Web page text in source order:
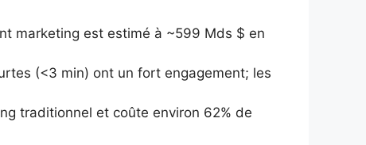
marketing est estimé à ~599 Mds $ en
(<3 min) ont un fort engagement; les
traditionnel et coûte environ 62% de